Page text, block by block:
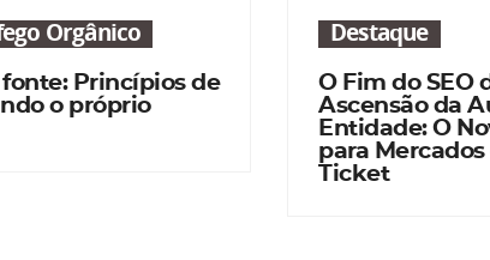
Orgânico
Princípios de
o próprio
Destaque
O Fim do SEO
Ascensão da
Entidade: O
para
Ticket